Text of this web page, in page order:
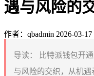
遇与风险的
作者：qbadmin 2026-03-17
导读：
比特派钱包开
与风险的交织，从机遇